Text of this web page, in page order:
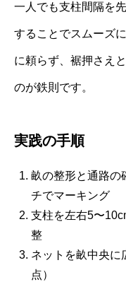
一人でも支柱間隔を
することでスムーズ
に頼らず、裾押さえ
のが鉄則です。
実践の手順
畝の整形と通路の
チでマーキング
支柱を左右5〜
整
ネットを畝中央に
点）